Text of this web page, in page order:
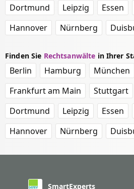
Dortmund
Leipzig Essen
Hannover
Nürnberg
Finden Sie Rechtsanwälte in Ihrer
Berlin Hamburg München
Frankfurt am Main
Stuttgart
Dortmund
Leipzig Essen
Hannover
Nürnberg
SmartExperts